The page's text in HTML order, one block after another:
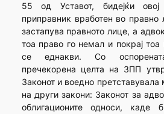
55 од Уставот, бидејќи овој
приправник вработен во
застапува правното лице, а
тоа право го немал и покрај тоа
се еднакви. Со
пречекорена целта на ЗПП
Законот и воедно
на други закони: Законот за
облигационите односи, каде